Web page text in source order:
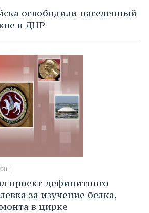
освободили населенный
в ДНР
проект дефицитного
за изучение белка,
в цирке